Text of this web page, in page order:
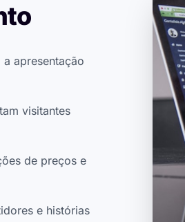
apresentação
visitantes
de preços e
e histórias